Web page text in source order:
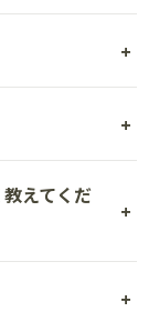
えてくだ